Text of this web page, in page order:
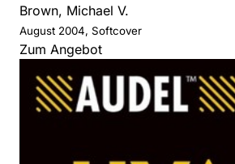
Brown, Michael V.
August 2004, Softcover
Zum Angebot